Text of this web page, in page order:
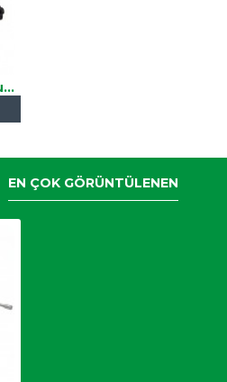
İlaçlama Pompası Hortumu
EN ÇOK GÖRÜNTÜLENEN